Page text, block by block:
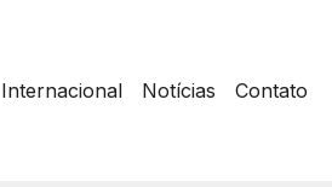
Internacional Notícias Contato